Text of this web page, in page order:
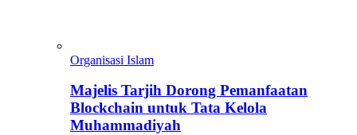
Organisasi Islam
Majelis Tarjih Dorong Pemanfaatan
Blockchain untuk Tata Kelola
Muhammadiyah